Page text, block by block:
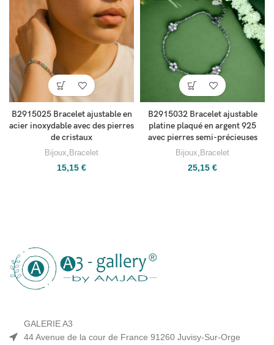
B2915025 Bracelet ajustable en
acier inoxydable avec des pierres
de cristaux
Bijoux, Bracelet
15,15 €
B2915032 Bracelet ajustable
platine plaqué en argent 925
avec pierres semi-précieuses
Bijoux, Bracelet
25,15 €
GALERIE A3
44 Avenue de la cour de France 91260 Juvisy-Sur-Orge